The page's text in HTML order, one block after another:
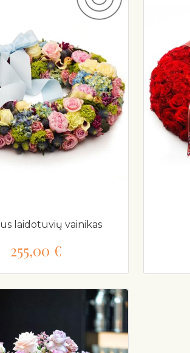
laidotuvių vainikas
255,00 €